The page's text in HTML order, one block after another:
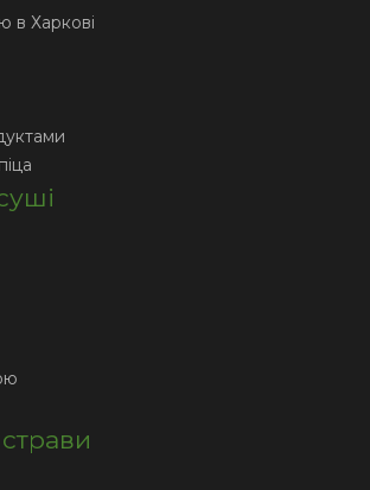
в Харкові